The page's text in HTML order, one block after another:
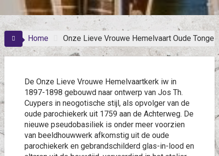
Home Onze Lieve Vrouwe Hemelvaart Oude Tonge
De Onze Lieve Vrouwe Hemelvaartkerk iw in
1897-1898 gebouwd naar ontwerp van Jos Th.
Cuypers in neogotische stijl, als opvolger van de
oude parochiekerk uit 1759 aan de Achterweg. De
nieuwe pseudobasiliek is onder meer voorzien
van beeldhouwwerk afkomstig uit de oude
parochiekerk en gebrandschilderd glas-in-lood en